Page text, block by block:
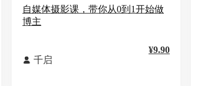
自媒体摄影课，带你从0到1开始做
博主
 千启
¥9.90